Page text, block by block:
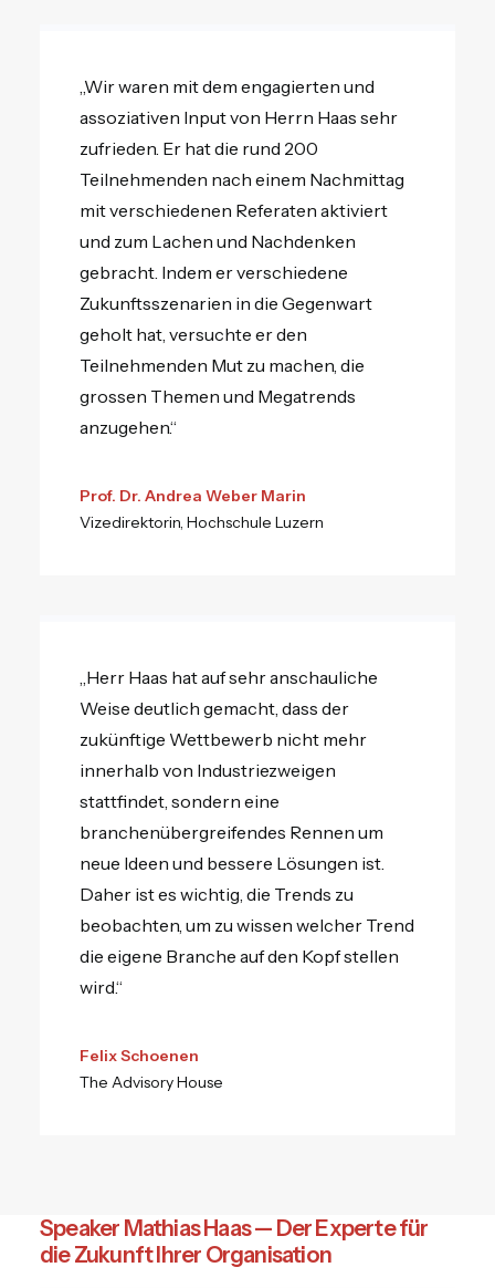
„Wir waren mit dem engagierten und
assoziativen Input von Herrn Haas sehr
zufrieden. Er hat die rund 200
Teilnehmenden nach einem Nachmittag
mit verschiedenen Referaten aktiviert
und zum Lachen und Nachdenken
gebracht. Indem er verschiedene
Zukunftsszenarien in die Gegenwart
geholt hat, versuchte er den
Teilnehmenden Mut zu machen, die
grossen Themen und Megatrends
anzugehen.“
Prof. Dr. Andrea Weber Marin
Vizedirektorin, Hochschule Luzern
„Herr Haas hat auf sehr anschauliche
Weise deutlich gemacht, dass der
zukünftige Wettbewerb nicht mehr
innerhalb von Industriezweigen
stattfindet, sondern eine
branchenübergreifendes Rennen um
neue Ideen und bessere Lösungen ist.
Daher ist es wichtig, die Trends zu
beobachten, um zu wissen welcher Trend
die eigene Branche auf den Kopf stellen
wird.“
Felix Schoenen
The Advisory House
Speaker Mathias Haas — Der Experte für
die Zukunft Ihrer Organisation